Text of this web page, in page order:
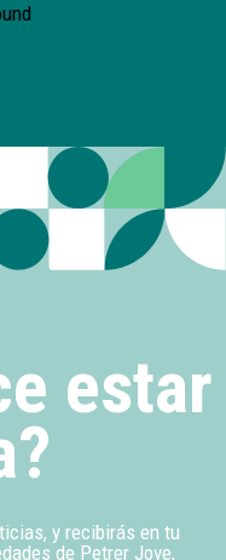
estar
y recibirás en tu
de Petrer Jove,